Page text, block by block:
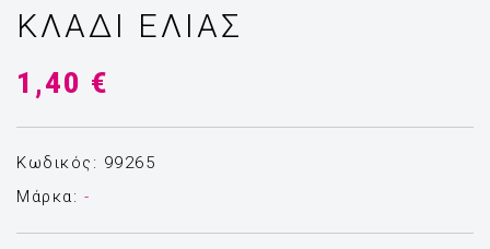
ΚΛΑΔΊ ΕΛΙΆΣ
1,40 €
Κωδικός: 99265
Μάρκα: -